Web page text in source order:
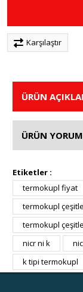
Karşılaştır
ÜRÜN
ÜRÜN
Etiketler :
termokupl fiyat
termokupl
termokupl
nicr ni k
k tipi termokupl